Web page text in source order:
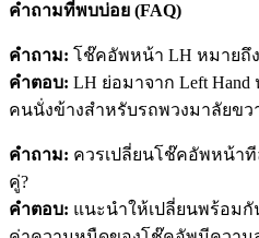
คำถามที่พบบ่อย (FAQ)
คำถาม: โช๊คอัพหน้า LH หมายถึ
คำตอบ: LH ย่อมาจาก Left
คนนั่งข้างสำหรับรถพวงมาลัยขว
คำถาม: ควรเปลี่ยนโช๊คอัพหน้า
คู่?
คำตอบ: แนะนำให้เปลี่ยนพร้อมกั